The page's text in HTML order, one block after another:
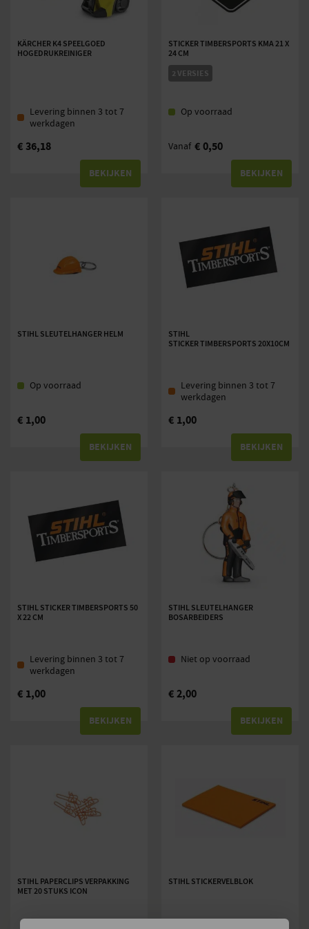
KÄRCHER K4 SPEELGOED
HOGEDRUKREINIGER
Levering binnen 3 tot 7
werkdagen
€36,18
BEKIJKEN
STICKER TIMBERSPORTS KMA 21 X
24 CM
2 VERSIES
Op voorraad
Vanaf €0,50
BEKIJKEN
STIHL SLEUTELHANGER HELM
Op voorraad
€ 1,00
BEKIJKEN
STIHL
STICKER TIMBERSPORTS 20X10CM
Levering binnen 3 tot 7
werkdagen
€ 1,00
BEKIJKEN
STIHL STICKER TIMBERSPORTS 50
X 22 CM
Levering binnen 3 tot 7
werkdagen
€ 1,00
BEKIJKEN
STIHL SLEUTELHANGER
BOSARBEIDERS
Niet op voorraad
€2,00
BEKIJKEN
STIHL PAPERCLIPS VERPAKKING
MET 20 STUKS ICON
STIHL STICKERVELBLOK